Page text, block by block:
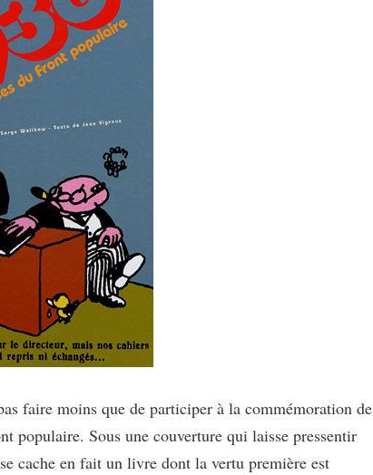
faire moins que de participer à la commémoration de
populaire. Sous une couverture qui laisse pressentir
cache en fait un livre dont la vertu première est